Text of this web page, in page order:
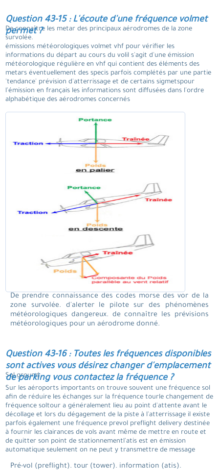
Question 43-15 : L'écoute d'une fréquence volmet
permet ?
De connaître les metar des principaux aérodromes de la zone
survolée.
émissions météorologiques volmet vhf pour vérifier les
informations du départ au cours du volil s'agit d'une émission
météorologique régulière en vhf qui contient des éléments des
metars éventuellement des specis parfois complétés par une partie
'tendance' prévision d'atterrissage et de certains sigmetspour
l'émission en français les informations sont diffusées dans l'ordre
alphabétique des aérodromes concernés
De prendre connaissance des codes morse des vor de la
zone survolée. d'alerter le pilote sur des phénomènes
météorologiques dangereux. de connaître les prévisions
météorologiques pour un aérodrome donné.
Question 43-16 : Toutes les fréquences disponibles
sont actives vous désirez changer d'emplacement
de parking vous contactez la fréquence ?
Sol ground .
Sur les aéroports importants on trouve souvent une fréquence sol
afin de réduire les échanges sur la fréquence tourle changement de
fréquence soltour a généralement lieu au point d'attente avant le
décollage et lors du dégagement de la piste à l'atterrissage il existe
parfois également une fréquence prevol preflight delivery destinée
à fournir les clairances de vols avant même de mettre en route et
de quitter son point de stationnementl'atis est en émission
automatique seulement on ne peut y transmettre de message
Pré-vol (preflight). tour (tower). information (atis).